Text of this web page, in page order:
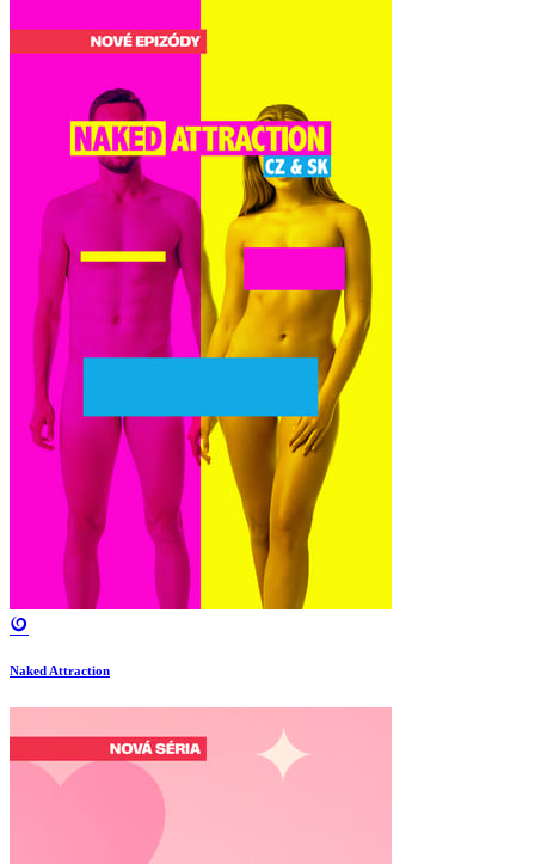
Naked Attraction